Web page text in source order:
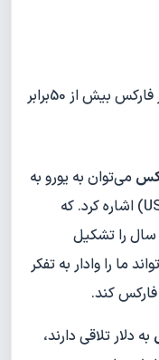
میانگین حجم معاملات روزانه در بازار فارکس بیش از 50برابر
می‌توان به یورو به
دلار(EUR/USD) و دلار به ین(USD/JPY) اشاره کرد. که
سال را تشکیل
ما را وادار به تفکر
کند.
به دلار تلاقی دارند،